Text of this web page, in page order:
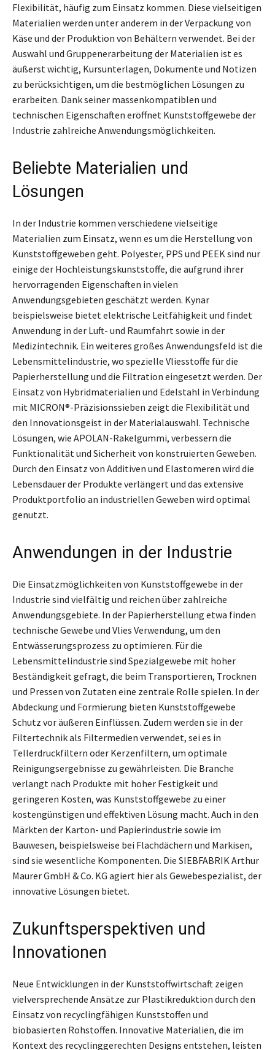
Flexibilität, häufig zum Einsatz kommen. Diese vielseitigen
Materialien werden unter anderem in der Verpackung von
Käse und der Produktion von Behältern verwendet. Bei der
Auswahl und Gruppenerarbeitung der Materialien ist es
äußerst wichtig, Kursunterlagen, Dokumente und Notizen
zu berücksichtigen, um die bestmöglichen Lösungen zu
erarbeiten. Dank seiner massenkompatiblen und
technischen Eigenschaften eröffnet Kunststoffgewebe der
Industrie zahlreiche Anwendungsmöglichkeiten.
Beliebte Materialien und
Lösungen
In der Industrie kommen verschiedene vielseitige
Materialien zum Einsatz, wenn es um die Herstellung von
Kunststoffgeweben geht. Polyester, PPS und PEEK sind nur
einige der Hochleistungskunststoffe, die aufgrund ihrer
hervorragenden Eigenschaften in vielen
Anwendungsgebieten geschätzt werden. Kynar
beispielsweise bietet elektrische Leitfähigkeit und findet
Anwendung in der Luft- und Raumfahrt sowie in der
Medizintechnik. Ein weiteres großes Anwendungsfeld ist die
Lebensmittelindustrie, wo spezielle Vliesstoffe für die
Papierherstellung und die Filtration eingesetzt werden. Der
Einsatz von Hybridmaterialien und Edelstahl in Verbindung
mit MICRON®-Präzisionssieben zeigt die Flexibilität und
den Innovationsgeist in der Materialauswahl. Technische
Lösungen, wie APOLAN-Rakelgummi, verbessern die
Funktionalität und Sicherheit von konstruierten Geweben.
Durch den Einsatz von Additiven und Elastomeren wird die
Lebensdauer der Produkte verlängert und das extensive
Produktportfolio an industriellen Geweben wird optimal
genutzt.
Anwendungen in der Industrie
Die Einsatzmöglichkeiten von Kunststoffgewebe in der
Industrie sind vielfältig und reichen über zahlreiche
Anwendungsgebiete. In der Papierherstellung etwa finden
technische Gewebe und Vlies Verwendung, um den
Entwässerungsprozess zu optimieren. Für die
Lebensmittelindustrie sind Spezialgewebe mit hoher
Beständigkeit gefragt, die beim Transportieren, Trocknen
und Pressen von Zutaten eine zentrale Rolle spielen. In der
Abdeckung und Formierung bieten Kunststoffgewebe
Schutz vor äußeren Einflüssen. Zudem werden sie in der
Filtertechnik als Filtermedien verwendet, sei es in
Tellerdruckfiltern oder Kerzenfiltern, um optimale
Reinigungsergebnisse zu gewährleisten. Die Branche
verlangt nach Produkte mit hoher Festigkeit und
geringeren Kosten, was Kunststoffgewebe zu einer
kostengünstigen und effektiven Lösung macht. Auch in den
Märkten der Karton- und Papierindustrie sowie im
Bauwesen, beispielsweise bei Flachdächern und Markisen,
sind sie wesentliche Komponenten. Die SIEBFABRIK Arthur
Maurer GmbH & Co. KG agiert hier als Gewebespezialist, der
innovative Lösungen bietet.
Zukunftsperspektiven und
Innovationen
Neue Entwicklungen in der Kunststoffwirtschaft zeigen
vielversprechende Ansätze zur Plastikreduktion durch den
Einsatz von recyclingfähigen Kunststoffen und
biobasierten Rohstoffen. Innovative Materialien, die im
Kontext des recyclinggerechten Designs entstehen, leisten